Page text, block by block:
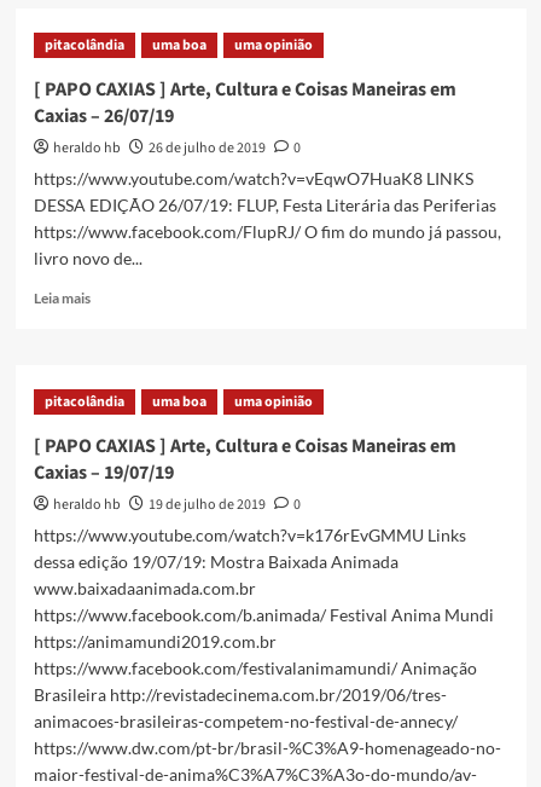
DISSO,
CARA
pitacolândia uma boa uma opinião
[ PAPO CAXIAS ] Arte, Cultura e Coisas Maneiras em
Caxias – 26/07/19
heraldo hb 26 de julho de 2019
0
https://www.youtube.com/watch?v=vEqwO7HuaK8 LINKS
DESSA EDIÇÃO 26/07/19: FLUP, Festa Literária das Periferias
https://www.facebook.com/FlupRJ/ O fim do mundo já passou,
livro novo de...
Leia maisRead
PAPO
CAXIAS
Arte,
Cultura
e
Maneiras
em
Caxias
–
26/07/19
pitacolândia uma boa uma opinião
[ PAPO CAXIAS ] Arte, Cultura e Coisas Maneiras em
Caxias – 19/07/19
heraldo hb 19 de julho de 2019
0
https://www.youtube.com/watch?v=k176rEvGMMU Links
dessa edição 19/07/19: Mostra Baixada Animada
www.baixadaanimada.com.br
https://www.facebook.com/b.animada/ Festival Anima Mundi
https://animamundi2019.com.br
https://www.facebook.com/festivalanimamundi/ Animação
Brasileira http://revistadecinema.com.br/2019/06/tres-
animacoes-brasileiras-competem-no-festival-de-annecy/
https://www.dw.com/pt-br/brasil-%C3%A9-homenageado-no-
maior-festival-de-anima%C3%A7%C3%A3o-do-mundo/av-